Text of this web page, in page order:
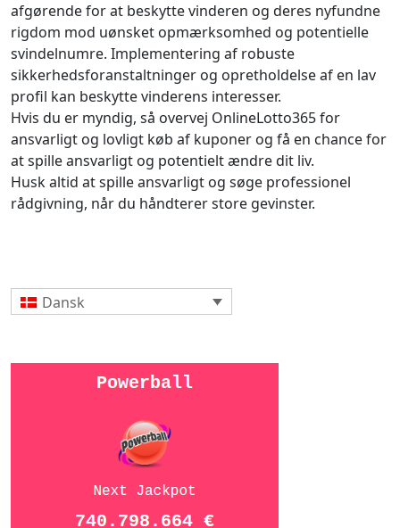
afgørende for at beskytte vinderen og deres nyfundne
rigdom mod uønsket opmærksomhed og potentielle
svindelnumre. Implementering af robuste
sikkerhedsforanstaltninger og opretholdelse af en lav
profil kan beskytte vinderens interesser.
Hvis du er myndig, så overvej OnlineLotto365 for
ansvarligt og lovligt køb af kuponer og få en chance for
at spille ansvarligt og potentielt ændre dit liv.
Husk altid at spille ansvarligt og søge professionel
rådgivning, når du håndterer store gevinster.
Dansk